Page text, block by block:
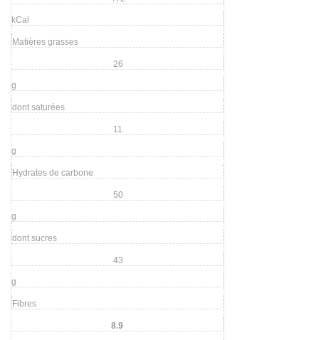
kCal
Matières grasses
26
g
dont saturées
11
g
Hydrates de carbone
50
g
dont sucres
43
g
Fibres
8.9